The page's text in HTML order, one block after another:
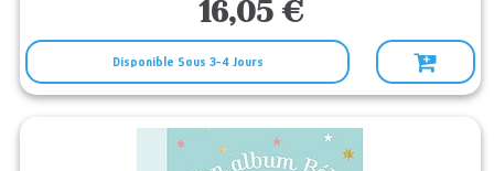
16,05 €
Disponible Sous 3-4 Jours